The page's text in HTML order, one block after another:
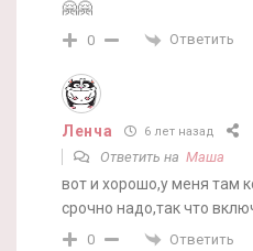
🤗🤗
0 Ответить
Ленча 6 лет назад
Ответить на Маша
вот и хорошо,у меня там
срочно надо,так что
0 Ответить